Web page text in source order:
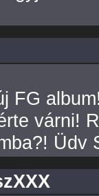
FG
várni!
Üdv